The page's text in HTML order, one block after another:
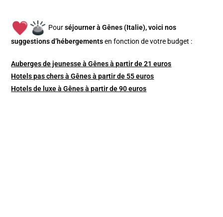
Pourséjourner à Gênes (Italie), voici nos
suggestions d’hébergements en fonction de votre budget :
Auberges de jeunesse à Gênes à partir de 21 euros
Hotels pas chers à Gênes à partir de 55 euros
Hotels de luxe à Gênes à partir de 90 euros